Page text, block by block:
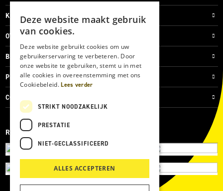
KLANTENSERVICE
OVER ONS
BLOG
PRIVACYVERKLARING
COOKIES
REVIEWMERK
Deze website maakt gebruik
van cookies.
Deze website gebruikt cookies om uw
gebruikerservaring te verbeteren. Door
onze website te gebruiken, stemt u in met
alle cookies in overeenstemming met ons
Cookiebeleid.Lees verder
STRIKT NOODZAKELIJK
PRESTATIE
NIET-GECLASSIFICEERD
ALLES ACCEPTEREN